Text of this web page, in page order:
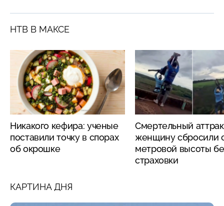
НТВ В МАКСЕ
Никакого кефира: ученые
поставили точку в спорах
об окрошке
Смертельный
женщину сбросили
метровой высоты
страховки
КАРТИНА ДНЯ